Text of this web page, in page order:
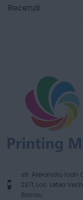
Recenzii
str. Alexandru Ioan
237f, Loc. Letea
Bacau